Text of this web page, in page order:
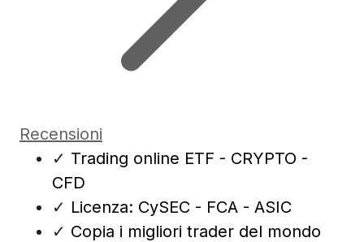
Recensioni
✓ Trading online ETF - CRYPTO -
CFD
✓ Licenza: CySEC - FCA - ASIC
✓ Copia i migliori trader del mondo